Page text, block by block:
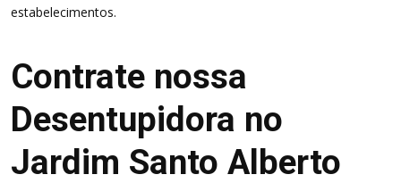
estabelecimentos.
Contrate nossa
Desentupidora no
Jardim Santo Alberto